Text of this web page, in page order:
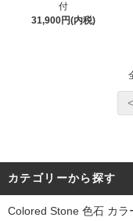
付
31,900円(内税)
カテゴリーから探す
Colored Stone 色石 カラ